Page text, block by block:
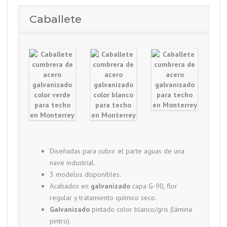
Caballete
Diseñadas para cubrir el parte aguas de una
nave industrial.
3 modelos disponibles.
Acabados en galvanizado capa G-90, flor
regular y tratamiento químico seco.
Galvanizado pintado color blanco/gris (lámina
pintro).